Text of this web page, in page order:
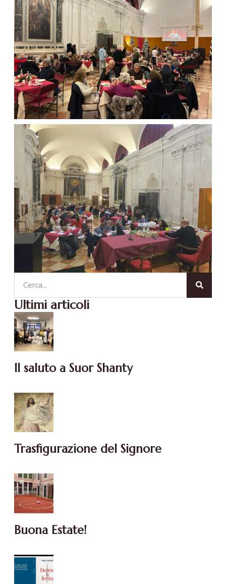
Ultimi articoli
Il saluto a Suor Shanty
Trasfigurazione del Signore
Buona Estate!